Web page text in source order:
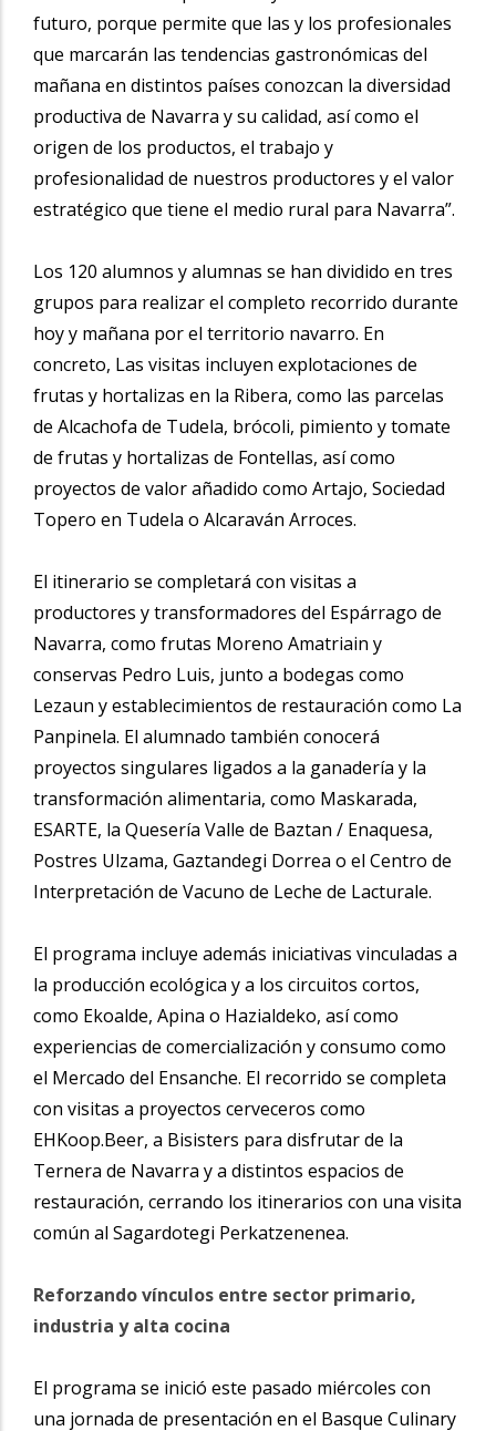
futuro, porque permite que las y los profesionales
que marcarán las tendencias gastronómicas del
mañana en distintos países conozcan la diversidad
productiva de Navarra y su calidad, así como el
origen de los productos, el trabajo y
profesionalidad de nuestros productores y el valor
estratégico que tiene el medio rural para Navarra”.
Los 120 alumnos y alumnas se han dividido en tres
grupos para realizar el completo recorrido durante
hoy y mañana por el territorio navarro. En
concreto, Las visitas incluyen explotaciones de
frutas y hortalizas en la Ribera, como las parcelas
de Alcachofa de Tudela, brócoli, pimiento y tomate
de frutas y hortalizas de Fontellas, así como
proyectos de valor añadido como Artajo, Sociedad
Topero en Tudela o Alcaraván Arroces.
El itinerario se completará con visitas a
productores y transformadores del Espárrago de
Navarra, como frutas Moreno Amatriain y
conservas Pedro Luis, junto a bodegas como
Lezaun y establecimientos de restauración como La
Panpinela. El alumnado también conocerá
proyectos singulares ligados a la ganadería y la
transformación alimentaria, como Maskarada,
ESARTE, la Quesería Valle de Baztan / Enaquesa,
Postres Ulzama, Gaztandegi Dorrea o el Centro de
Interpretación de Vacuno de Leche de Lacturale.
El programa incluye además iniciativas vinculadas a
la producción ecológica y a los circuitos cortos,
como Ekoalde, Apina o Hazialdeko, así como
experiencias de comercialización y consumo como
el Mercado del Ensanche. El recorrido se completa
con visitas a proyectos cerveceros como
EHKoop.Beer, a Bisisters para disfrutar de la
Ternera de Navarra y a distintos espacios de
restauración, cerrando los itinerarios con una visita
común al Sagardotegi Perkatzenenea.
Reforzando vínculos entre sector primario,
industria y alta cocina
El programa se inició este pasado miércoles con
una jornada de presentación en el Basque Culinary